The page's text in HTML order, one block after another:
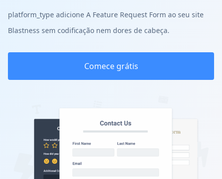
platform_type adicione A Feature Request Form ao seu site
Blastness sem codificação nem dores de cabeça.
Comece grátis